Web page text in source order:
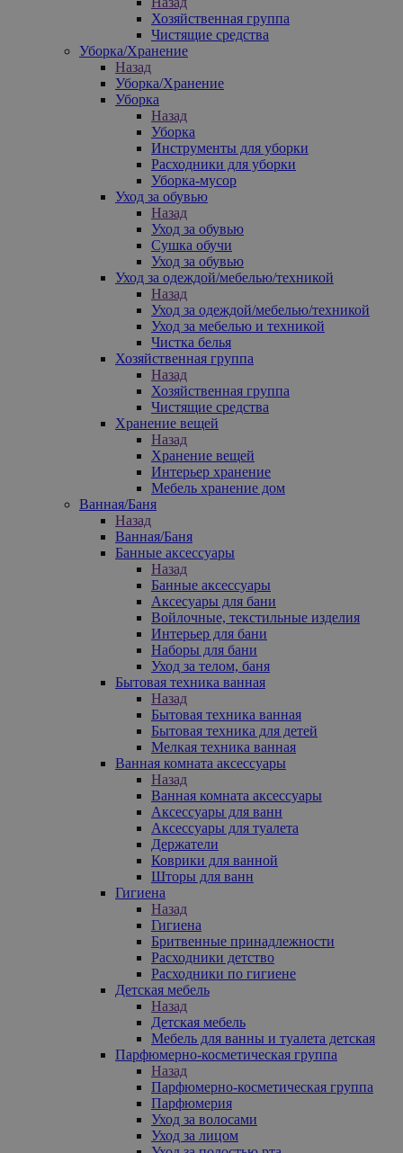
Хозяйственная группа
Чистящие средства
Уборка/Хранение
Назад
Уборка/Хранение
Уборка
Назад
Уборка
Инструменты для уборки
Расходники для уборки
Уборка-мусор
Уход за обувью
Назад
Уход за обувью
Сушка обучи
Уход за обувью
Уход за одеждой/мебелью/техникой
Назад
Уход за одеждой/мебелью/техникой
Уход за мебелью и техникой
Чистка белья
Хозяйственная группа
Назад
Хозяйственная группа
Чистящие средства
Хранение вещей
Назад
Хранение вещей
Интерьер хранение
Мебель хранение дом
Ванная/Баня
Назад
Ванная/Баня
Банные аксессуары
Назад
Банные аксессуары
Аксесуары для бани
Войлочные, текстильные изделия
Интерьер для бани
Наборы для бани
Уход за телом, баня
Бытовая техника ванная
Назад
Бытовая техника ванная
Бытовая техника для детей
Мелкая техника ванная
Ванная комната аксессуары
Назад
Ванная комната аксессуары
Аксессуары для ванн
Аксессуары для туалета
Держатели
Коврики для ванной
Шторы для ванн
Гигиена
Назад
Гигиена
Бритвенные принадлежности
Расходники детство
Расходники по гигиене
Детская мебель
Назад
Детская мебель
Мебель для ванны и туалета детская
Парфюмерно-косметическая группа
Назад
Парфюмерно-косметическая группа
Парфюмерия
Уход за волосами
Уход за лицом